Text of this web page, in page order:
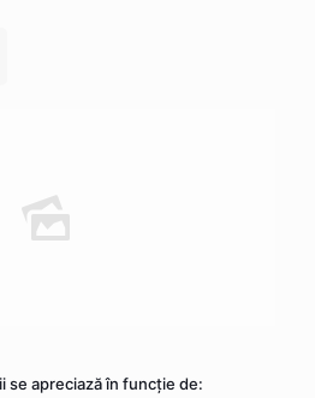
se apreciază în funcție de: